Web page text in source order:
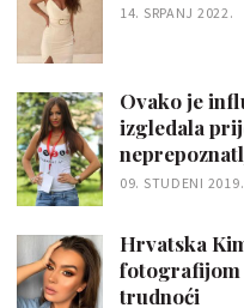
14. SRPANJ 2022.
Ovako je
izgledala
09. STUDENI 2019.
Hrvatska
fotografijom
trudnoći